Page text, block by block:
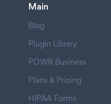
Main
Blog
Plugin Library
POWR Business
Plans & Pricing
HIPAA Forms